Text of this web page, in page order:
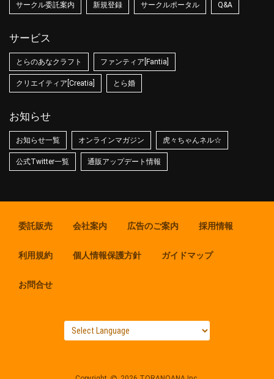
サークル委託案内 新規登録 サークルポータル Q&A
サービス
とらのあなクラフト ファンティア[Fantia]
クリエイティア[Creatia] とら婚
お知らせ
お知らせ一覧 オンラインマガジン 虎々ちゃんネル☆
公式Twitter一覧 通販アップデート情報
委託販売 会社案内 広告のご案内 採用情報
利用規約 個人情報保護方針 ガイドマップ
お問合せ